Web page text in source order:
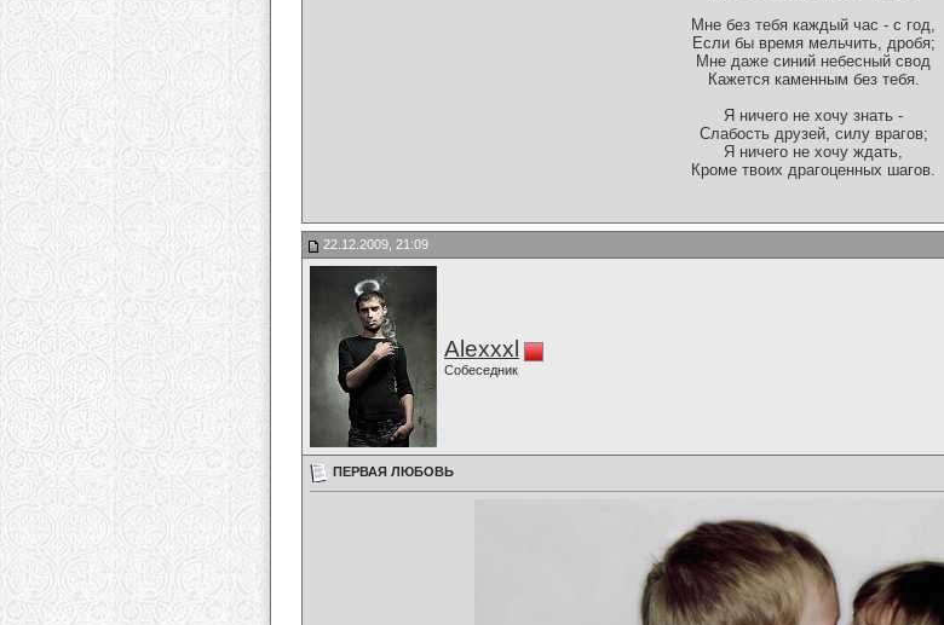
Мне без тебя каждый час - с год,
Если бы время мельчить, дробя;
Мне даже синий небесный свод
Кажется каменным без тебя.
Я ничего не хочу знать -
Слабость друзей, силу врагов;
Я ничего не хочу ждать,
Кроме твоих драгоценных шагов.
22.12.2009, 21:09
Alexxxl
Собеседник
ПЕРВАЯ ЛЮБОВЬ